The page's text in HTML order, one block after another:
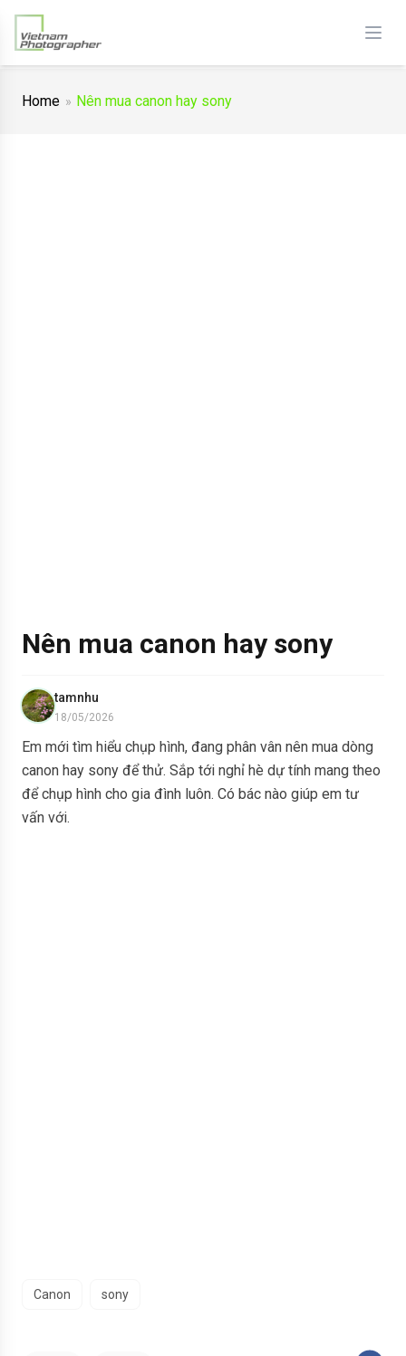
Home Nên mua canon hay sony
Nên mua canon hay sony
tamnhu
18/05/2026
Em mới tìm hiểu chụp hình, đang phân vân nên mua dòng
canon hay sony để thử. Sắp tới nghỉ hè dự tính mang theo
để chụp hình cho gia đình luôn. Có bác nào giúp em tư
vấn với.
Canon sony